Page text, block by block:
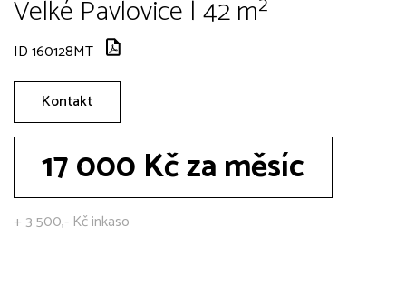
Velké Pavlovice | 42 m²
ID 160128MT
Kontakt
17 000 Kč za měsíc
+ 3 500,- Kč inkaso